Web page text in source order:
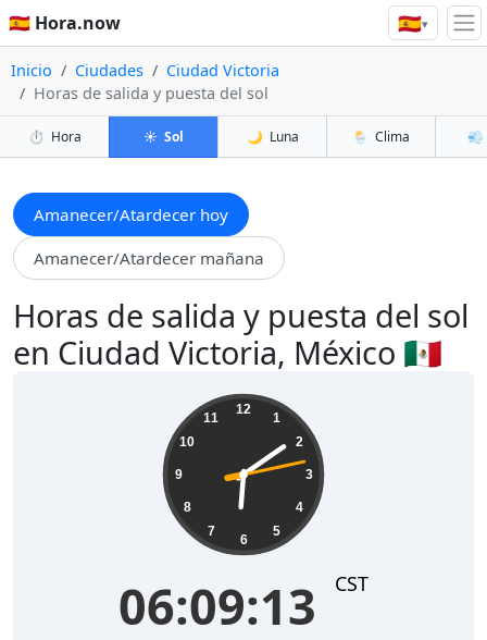
🇪🇸 Hora.now 🇪🇸▾
Inicio Ciudades
Ciudad Victoria
Horas de salida y puesta del sol
⏱️ Hora ☀️ Sol 🌙 Luna 🌦️ Clima 💨
Amanecer/Atardecer hoy
Amanecer/Atardecer mañana
Horas de salida y puesta del sol
en Ciudad Victoria, México 🇲🇽
12
1
2
3
4
5
6
7
8
9
10
11
06:09:15 CST